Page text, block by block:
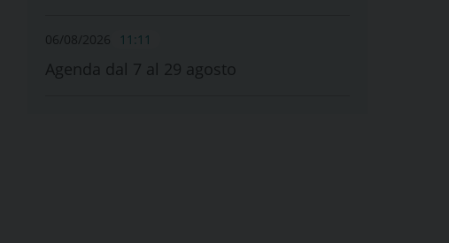
06/08/2026 11:11
Agenda dal 7 al 29 agosto